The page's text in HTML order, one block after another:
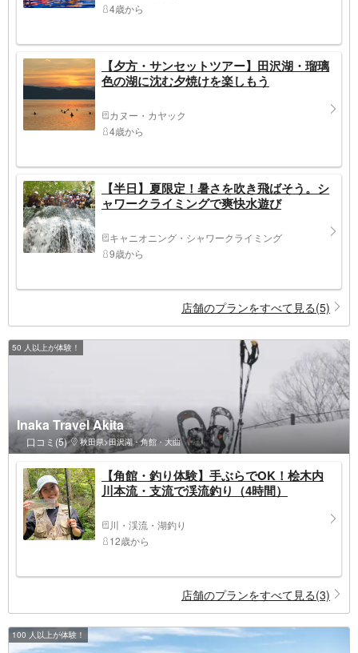
4歳から
【夕方・サンセットツアー】田沢湖・瑠璃
色の湖に沈む夕焼けを楽しもう
カヌー・カヤック
4歳から
【半日】夏限定！暑さを吹き飛ばそう。シ
ャワークライミングで爽快水遊び
キャニオニング・シャワークライミング
9歳から
店舗のプランをすべて見る(5)
50 人以上が体験！
Inaka Travel Akita
口コミ(5) 秋田県>田沢湖・角館・大曲
【角館・釣り体験】手ぶらでOK！桧木内
川本流・支流で渓流釣り（4時間）
川・渓流・湖釣り
12歳から
店舗のプランをすべて見る(3)
100 人以上が体験！